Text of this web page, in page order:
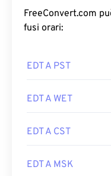
FreeConvert.com
fusi orari:
EDT A PST
EDT A WET
EDT A CST
EDT A MSK